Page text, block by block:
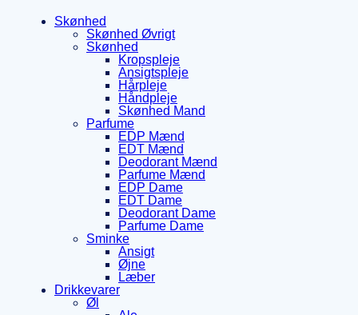
Skønhed
Skønhed Øvrigt
Skønhed
Kropspleje
Ansigtspleje
Hårpleje
Håndpleje
Skønhed Mand
Parfume
EDP Mænd
EDT Mænd
Deodorant Mænd
Parfume Mænd
EDP Dame
EDT Dame
Deodorant Dame
Parfume Dame
Sminke
Ansigt
Øjne
Læber
Drikkevarer
Øl